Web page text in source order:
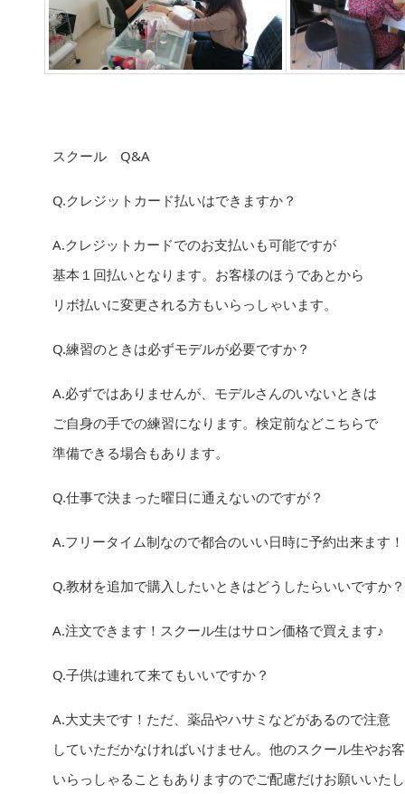
スクール Q&A
Q.クレジットカード払いはできますか？
A.クレジットカードでのお支払いも可能ですが
基本１回払いとなります。お客様のほうであとから
リボ払いに変更される方もいらっしゃいます。
Q.練習のときは必ずモデルが必要ですか？
A.必ずではありませんが、モデルさんのいないときは
ご自身の手での練習になります。検定前などこちらで
準備できる場合もあります。
Q.仕事で決まった曜日に通えないのですが？
A.フリータイム制なので都合のいい日時に予約出来ます！
Q.教材を追加で購入したいときはどうしたらいいですか？
A.注文できます！スクール生はサロン価格で買えます♪
Q.子供は連れて来てもいいですか？
A.大丈夫です！ただ、薬品やハサミなどがあるので注意
していただかなければいけません。他のスクール生やお
いらっしゃることもありますのでご配慮だけお願いいた